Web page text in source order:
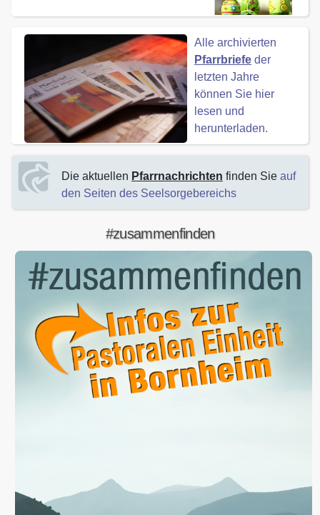
Alle archivierten
Pfarrbriefe der
letzten Jahre
können Sie hier
lesen und
herunterladen.
Die aktuellen Pfarrnachrichten finden Sie auf
den Seiten des Seelsorgebereichs
#zusammenfinden